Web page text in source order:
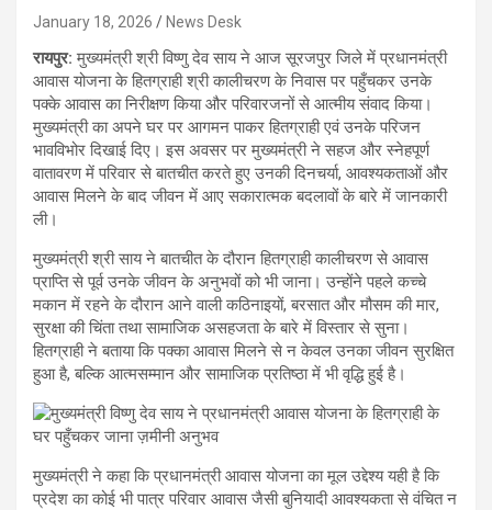
January 18, 2026 News Desk
रायपुर: मुख्यमंत्री श्री विष्णु देव साय ने आज सूरजपुर जिले में प्रधानमंत्री
आवास योजना के हितग्राही श्री कालीचरण के निवास पर पहुँचकर उनके
पक्के आवास का निरीक्षण किया और परिवारजनों से आत्मीय संवाद किया।
मुख्यमंत्री का अपने घर पर आगमन पाकर हितग्राही एवं उनके परिजन
भावविभोर दिखाई दिए। इस अवसर पर मुख्यमंत्री ने सहज और स्नेहपूर्ण
वातावरण में परिवार से बातचीत करते हुए उनकी दिनचर्या, आवश्यकताओं और
आवास मिलने के बाद जीवन में आए सकारात्मक बदलावों के बारे में जानकारी
ली।
मुख्यमंत्री श्री साय ने बातचीत के दौरान हितग्राही कालीचरण से आवास
प्राप्ति से पूर्व उनके जीवन के अनुभवों को भी जाना। उन्होंने पहले कच्चे
मकान में रहने के दौरान आने वाली कठिनाइयों, बरसात और मौसम की मार,
सुरक्षा की चिंता तथा सामाजिक असहजता के बारे में विस्तार से सुना।
हितग्राही ने बताया कि पक्का आवास मिलने से न केवल उनका जीवन सुरक्षित
हुआ है, बल्कि आत्मसम्मान और सामाजिक प्रतिष्ठा में भी वृद्धि हुई है।
मुख्यमंत्री ने कहा कि प्रधानमंत्री आवास योजना का मूल उद्देश्य यही है कि
प्रदेश का कोई भी पात्र परिवार आवास जैसी बुनियादी आवश्यकता से वंचित न